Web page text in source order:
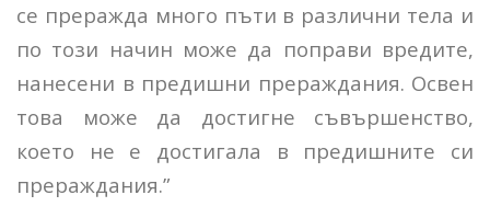
се преражда много пъти в различни тела и
по този начин може да поправи вредите,
нанесени в предишни прераждания. Освен
това може да достигне съвършенство,
което не е достигала в предишните си
прераждания.”